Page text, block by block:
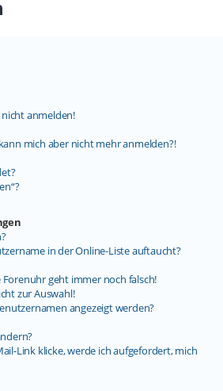
anmelden!
mich aber nicht mehr anmelden?!
in der Online-Liste auftaucht?
geht immer noch falsch!
zur Auswahl!
angezeigt werden?
Link klicke, werde ich aufgefordert, mich